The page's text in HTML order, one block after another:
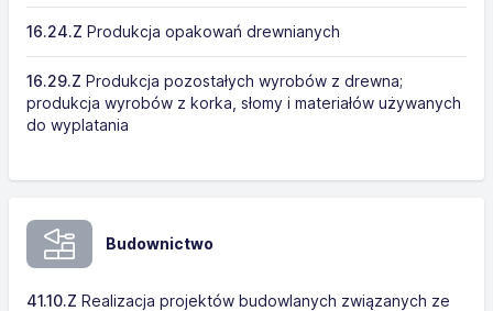
16.24.Z Produkcja opakowań drewnianych
16.29.Z Produkcja pozostałych wyrobów z drewna;
produkcja wyrobów z korka, słomy i materiałów używanych
do wyplatania
Budownictwo
41.10.Z Realizacja projektów budowlanych związanych ze